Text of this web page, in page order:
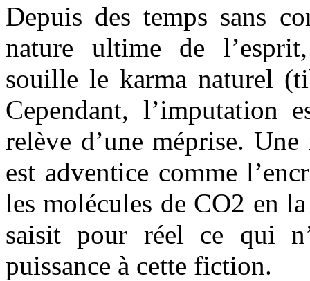
Depuis des temps sans
nature ultime de
souille le karma naturel
Cependant, l’imputation
relève d’une méprise.
est adventice comme
les molécules de CO2 en
saisit pour réel ce qui
puissance à cette fiction.